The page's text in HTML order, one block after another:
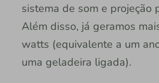
sistema de som e projeção
Além disso, já geramos
watts (equivalente a um
uma geladeira ligada).